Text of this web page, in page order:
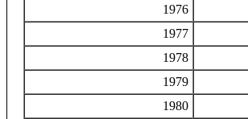
1976
1977
1978
1979
1980